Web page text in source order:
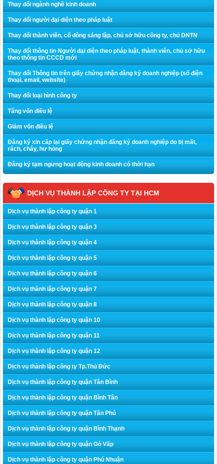
Thay đổi ngành nghề kinh doanh
Thay đổi người đại diện theo pháp luật
Thay đổi thành viên, cổ đông sáng lập, chủ sở hữu công ty, chủ DNTN
Thay đổi thông tin Người đại diện theo pháp luật, thành viên, chủ sở hữu
theo thông tin CCCD mới
Thay đổi Thông tin trên giấy chứng nhận đăng ký doanh nghiệp (số điện
thoại, email, website)
Thay đổi loại hình công ty
Tăng vốn điều lệ
Giảm vốn điều lệ
Đăng ký xin cấp lại giấy chứng nhận đăng ký doanh nghiệp do bị mất,
rách, cháy, hư hỏng
Đăng ký tạm ngưng hoạt động kinh doanh có thời hạn
DỊCH VỤ THÀNH LẬP CÔNG TY TẠI HCM
Dịch vụ thành lập công ty quận 1
Dịch vụ thành lập công ty quận 3
Dịch vụ thành lập công ty quận 4
Dịch vụ thành lập công ty quận 5
Dịch vụ thành lập công ty quận 6
Dịch vụ thành lập công ty quận 7
Dịch vụ thành lập công ty quận 8
Dịch vụ thành lập công ty quận 10
Dịch vụ thành lập công ty quận 11
Dịch vụ thành lập công ty quận 12
Dịch vụ thành lập công ty Tp.Thủ Đức
Dịch vụ thành lập công ty quận Tân Bình
Dịch vụ thành lập công ty quận Bình Tân
Dịch vụ thành lập công ty quận Tân Phú
Dịch vụ thành lập công ty quận Bình Thạnh
Dịch vụ thành lập công ty quận Gò Vấp
Dịch vụ thành lập công ty quận Phú Nhuận